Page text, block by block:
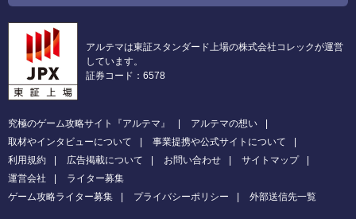
アルテマは東証スタンダード上場の株式会社コレックが運営
しています。
証券コード：6578
究極のゲーム攻略サイト『アルテマ』
アルテマの想い
取材やインタビューについて
事業提携や公式サイトについて
利用規約
広告掲載について お問い合わせ
サイトマップ
運営会社
ライター募集
ゲーム攻略ライター募集
プライバシーポリシー 外部送信先一覧